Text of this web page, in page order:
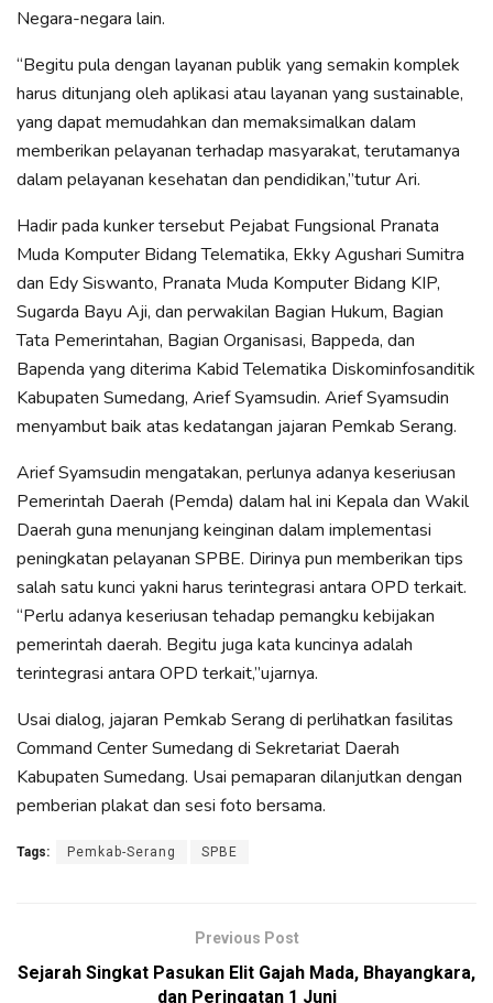
Negara-negara lain.
“Begitu pula dengan layanan publik yang semakin komplek
harus ditunjang oleh aplikasi atau layanan yang sustainable,
yang dapat memudahkan dan memaksimalkan dalam
memberikan pelayanan terhadap masyarakat, terutamanya
dalam pelayanan kesehatan dan pendidikan,”tutur Ari.
Hadir pada kunker tersebut Pejabat Fungsional Pranata
Muda Komputer Bidang Telematika, Ekky Agushari Sumitra
dan Edy Siswanto, Pranata Muda Komputer Bidang KIP,
Sugarda Bayu Aji, dan perwakilan Bagian Hukum, Bagian
Tata Pemerintahan, Bagian Organisasi, Bappeda, dan
Bapenda yang diterima Kabid Telematika Diskominfosanditik
Kabupaten Sumedang, Arief Syamsudin. Arief Syamsudin
menyambut baik atas kedatangan jajaran Pemkab Serang.
Arief Syamsudin mengatakan, perlunya adanya keseriusan
Pemerintah Daerah (Pemda) dalam hal ini Kepala dan Wakil
Daerah guna menunjang keinginan dalam implementasi
peningkatan pelayanan SPBE. Dirinya pun memberikan tips
salah satu kunci yakni harus terintegrasi antara OPD terkait.
“Perlu adanya keseriusan tehadap pemangku kebijakan
pemerintah daerah. Begitu juga kata kuncinya adalah
terintegrasi antara OPD terkait,”ujarnya.
Usai dialog, jajaran Pemkab Serang di perlihatkan fasilitas
Command Center Sumedang di Sekretariat Daerah
Kabupaten Sumedang. Usai pemaparan dilanjutkan dengan
pemberian plakat dan sesi foto bersama.
Tags: Pemkab-Serang SPBE
Previous Post
Sejarah Singkat Pasukan Elit Gajah Mada, Bhayangkara,
dan Peringatan 1 Juni